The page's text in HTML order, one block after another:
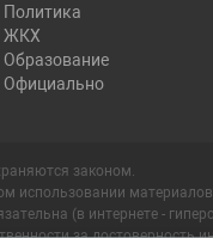
Политика
ЖКХ
Образование
Официально
законом.
использовании
(в интернете -